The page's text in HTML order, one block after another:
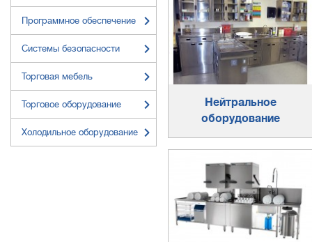
Программное обеспечение
Системы безопасности
Торговая мебель
Торговое оборудование
Холодильное оборудование
Нейтральное
оборудование